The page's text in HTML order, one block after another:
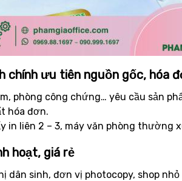
chính ưu tiên nguồn gốc, hóa
phòng công chứng… yêu cầu sản
hóa đơn.
in liên 2 – 3, máy văn phòng thường
hoạt, giá rẻ
sinh, đơn vị photocopy, shop nhỏ